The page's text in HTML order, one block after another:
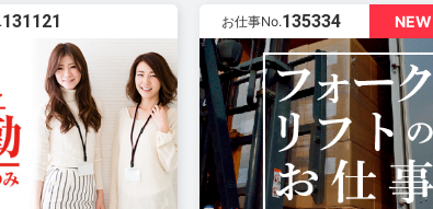
131121 NEW
お仕事No.135334